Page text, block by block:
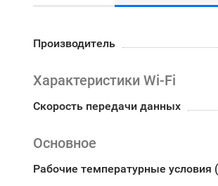
Производитель
Характеристики Wi-Fi
Скорость передачи данных
Основное
Рабочие температурные условия